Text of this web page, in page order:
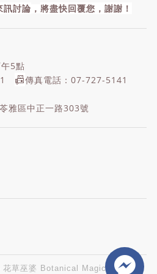
訊討論 ， 將盡快回覆您，謝謝！
5點
📠傳真電話：07-727-5141
雅區中正一路303號
草巫婆 Botanical Magic (Wei-Tai